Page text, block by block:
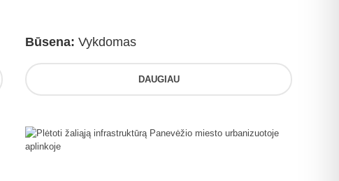
Būsena: Vykdomas
DAUGIAU